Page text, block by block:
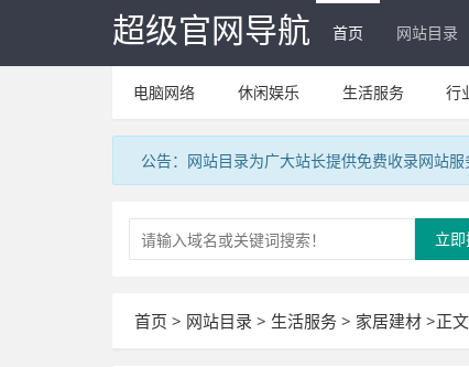
超级官网导航 首页 网站目录
电脑网络 休闲娱乐 生活服务 行
公告：网站目录为广大站长提供免费收录网站
立
首页 > 网站目录 > 生活服务 > 家居建材 >正文